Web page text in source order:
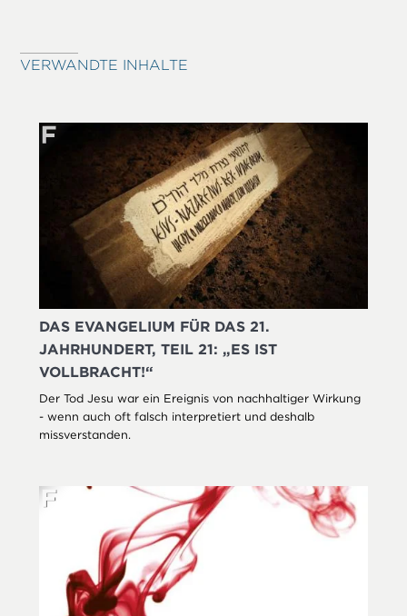
VERWANDTE INHALTE
DAS EVANGELIUM FÜR DAS 21.
JAHRHUNDERT, TEIL 21: „ES IST
VOLLBRACHT!“
Der Tod Jesu war ein Ereignis von nachhaltiger Wirkung
- wenn auch oft falsch interpretiert und deshalb
missverstanden.